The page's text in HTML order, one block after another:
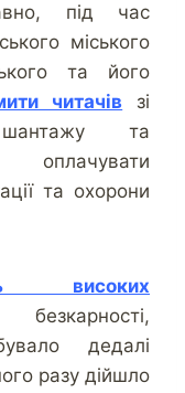
під час
міського
та його
читачів зі
та
оплачувати
та охорони
високих
дедалі
разу дійшло